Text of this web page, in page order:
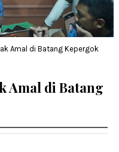
Amal di Batang Kepergok
Amal di Batang